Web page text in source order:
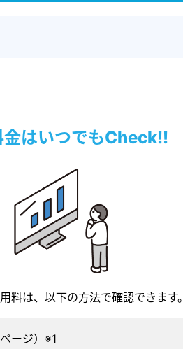
金はいつでもCheck!!
料は、以下の方法で確認できます。
ージ）※1